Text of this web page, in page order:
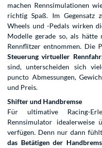
machen Rennsimulationen
richtig Spaß. Im Gegensatz
Wheels und -Pedals wirken
Modelle gerade so, als hätte
Rennflitzer entnommen. Die
Steuerung virtueller
sind, unterscheiden sich
puncto Abmessungen,
und Preis.
Shifter und Handbremse
Für ultimative Racing-
Rennsimulator idealerweise
verfügen. Denn nur dann
das Betätigen der